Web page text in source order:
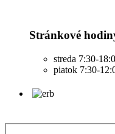
Stránkové
streda 7:30-
piatok 7:30-